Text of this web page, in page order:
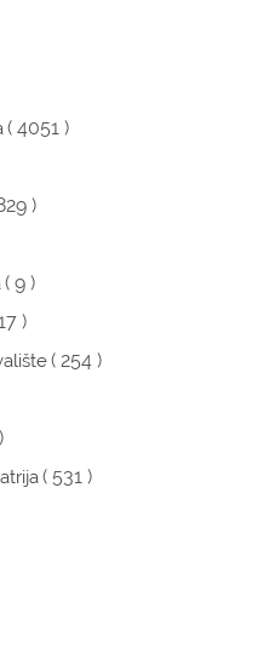
( 4051 )
)
( 9 )
)
( 254 )
( 531 )